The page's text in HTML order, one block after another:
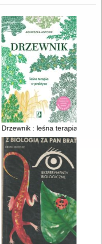
Drzewnik : leśna terapia w